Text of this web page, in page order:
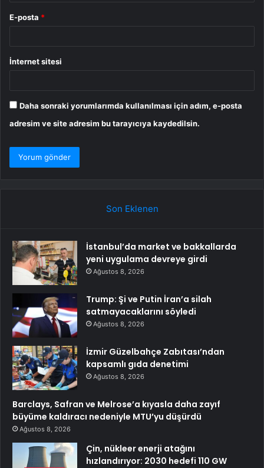
E-posta *
İnternet sitesi
Daha sonraki yorumlarımda kullanılması için adım, e-posta
adresim ve site adresim bu tarayıcıya kaydedilsin.
Son Eklenen
İstanbul’da market ve bakkallarda
yeni uygulama devreye girdi
Ağustos 8, 2026
Trump: Şi ve Putin İran’a silah
satmayacaklarını söyledi
Ağustos 8, 2026
İzmir Güzelbahçe Zabıtası’ndan
kapsamlı gıda denetimi
Ağustos 8, 2026
Barclays, Safran ve Melrose’a kıyasla daha zayıf
büyüme kaldıracı nedeniyle MTU’yu düşürdü
Ağustos 8, 2026
Çin, nükleer enerji atağını
hızlandırıyor: 2030 hedefi 110 GW